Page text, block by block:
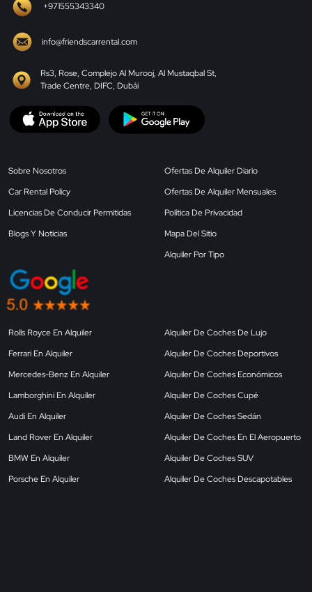
+971555343340
info@friendscarrental.com
Rs3, Rose, Complejo Al Murooj, Al Mustaqbal St,
Trade Centre, DIFC, Dubái
Sobre Nosotros
Car Rental Policy
Licencias De Conducir Permitidas
Blogs Y Noticias
Ofertas De Alquiler Diario
Ofertas De Alquiler Mensuales
Política De Privacidad
Mapa Del Sitio
Alquiler Por Tipo
Rolls Royce En Alquiler
Ferrari En Alquiler
Mercedes-Benz En Alquiler
Lamborghini En Alquiler
Audi En Alquiler
Land Rover En Alquiler
BMW En Alquiler
Porsche En Alquiler
Alquiler De Coches De Lujo
Alquiler De Coches Deportivos
Alquiler De Coches Económicos
Alquiler De Coches Cupé
Alquiler De Coches Sedán
Alquiler De Coches En El Aeropuerto
Alquiler De Coches SUV
Alquiler De Coches Descapotables